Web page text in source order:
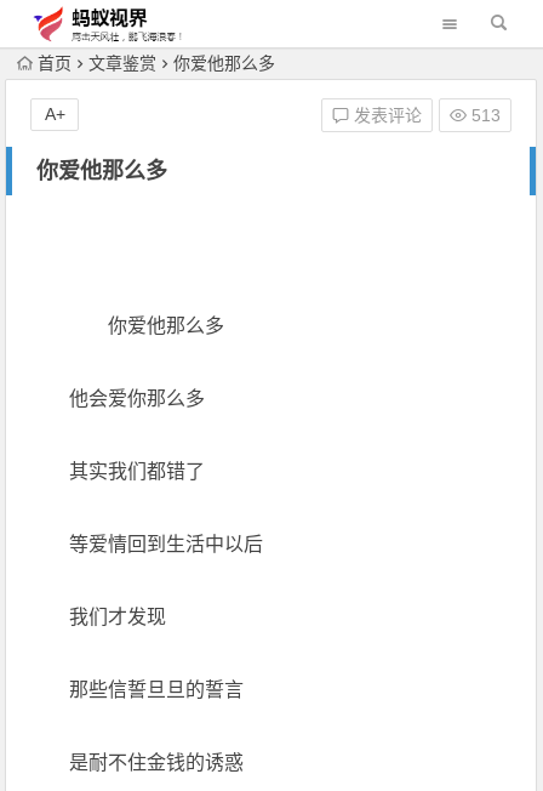
首页 文章鉴赏 你爱他那么多
你爱他那么多
发表评论 513
A+
你爱他那么多
他会爱你那么多
其实我们都错了
等爱情回到生活中以后
我们才发现
那些信誓旦旦的誓言
是耐不住金钱的诱惑